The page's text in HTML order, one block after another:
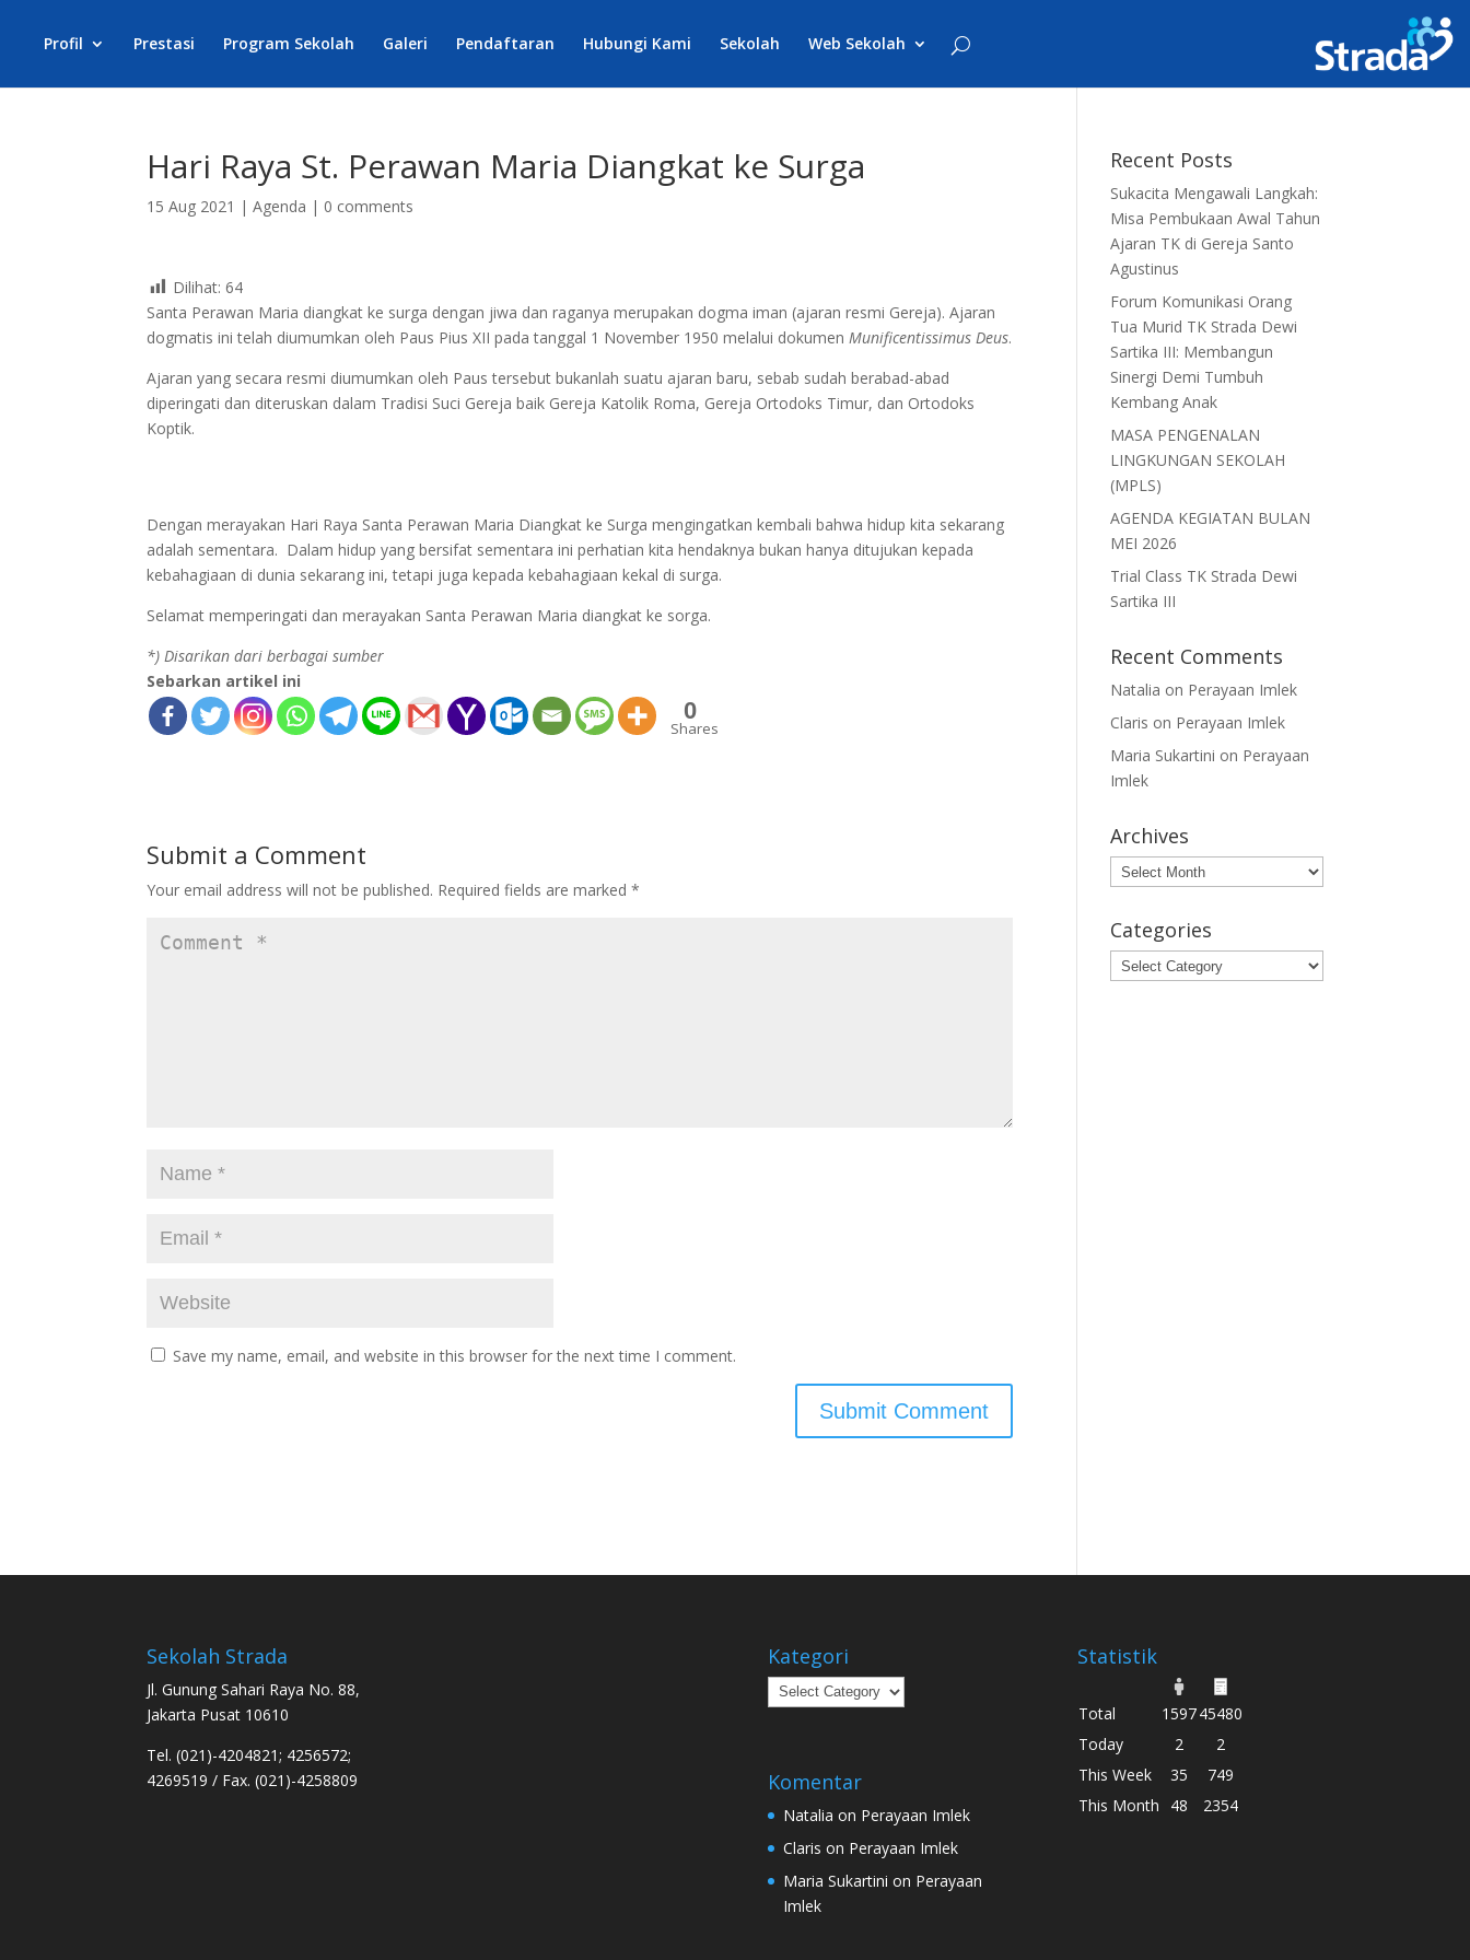
Profil Prestasi Program Sekolah Galeri Pendaftaran Hubungi Kami Sekolah Web Sekolah
Hari Raya St. Perawan Maria Diangkat ke Surga
15 Aug 2021 |Agenda | 0 comments
Dilihat: 64
Santa Perawan Maria diangkat ke surga dengan jiwa dan raganya merupakan dogma iman (ajaran resmi Gereja). Ajaran
dogmatis ini telah diumumkan oleh Paus Pius XII pada tanggal 1 November 1950 melalui dokumenMunificentissimus Deus.
Ajaran yang secara resmi diumumkan oleh Paus tersebut bukanlah suatu ajaran baru, sebab sudah berabad-abad
diperingati dan diteruskan dalam Tradisi Suci Gereja baik Gereja Katolik Roma, Gereja Ortodoks Timur, dan Ortodoks
Koptik.
Dengan merayakan Hari Raya Santa Perawan Maria Diangkat ke Surga mengingatkan kembali bahwa hidup kita sekarang
adalah sementara. Dalam hidup yang bersifat sementara ini perhatian kita hendaknya bukan hanya ditujukan kepada
kebahagiaan di dunia sekarang ini, tetapi juga kepada kebahagiaan kekal di surga.
Selamat memperingati dan merayakan Santa Perawan Maria diangkat ke sorga.
*) Disarikan dari berbagai sumber
Sebarkan artikel ini
0
Shares
Submit a Comment
Your email address will not be published. Required fields are marked*
Save my name, email, and website in this browser for the next time I comment.
Recent Posts
Sukacita Mengawali Langkah:
Misa Pembukaan Awal Tahun
Ajaran TK di Gereja Santo
Agustinus
Forum Komunikasi Orang
Tua Murid TK Strada Dewi
Sartika III: Membangun
Sinergi Demi Tumbuh
Kembang Anak
MASA PENGENALAN
LINGKUNGAN SEKOLAH
(MPLS)
AGENDA KEGIATAN BULAN
MEI 2026
Trial Class TK Strada Dewi
Sartika III
Recent Comments
Natalia on Perayaan Imlek
Claris on Perayaan Imlek
Maria Sukartini on Perayaan
Imlek
Archives
Archives
Categories
Categories
Sekolah Strada
Jl. Gunung Sahari Raya No. 88,
Jakarta Pusat 10610
Tel. (021)-4204821; 4256572;
4269519 / Fax. (021)-4258809
Kategori
Kategori
Komentar
Natalia on Perayaan Imlek
Claris on Perayaan Imlek
Maria Sukartini on Perayaan
Imlek
Statistik
Total 159745480
Today
2
2
This Week
35
749
This Month
48 2354